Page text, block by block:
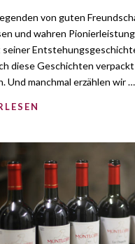
von guten
und wahren
seiner
diese Geschichten
Und manchmal erzählen wir …